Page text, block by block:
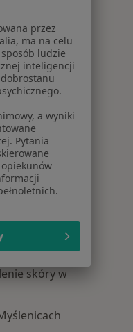
Myślenic
Myślenicach
skóry w
przez
ma na celu
ludzie
inteligencji
a wyniki
Pytania